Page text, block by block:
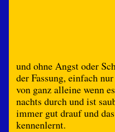
und ohne Angst oder
der Fassung, einfach
von ganz alleine wenn
nachts durch und ist
immer gut drauf und
kennenlernt.